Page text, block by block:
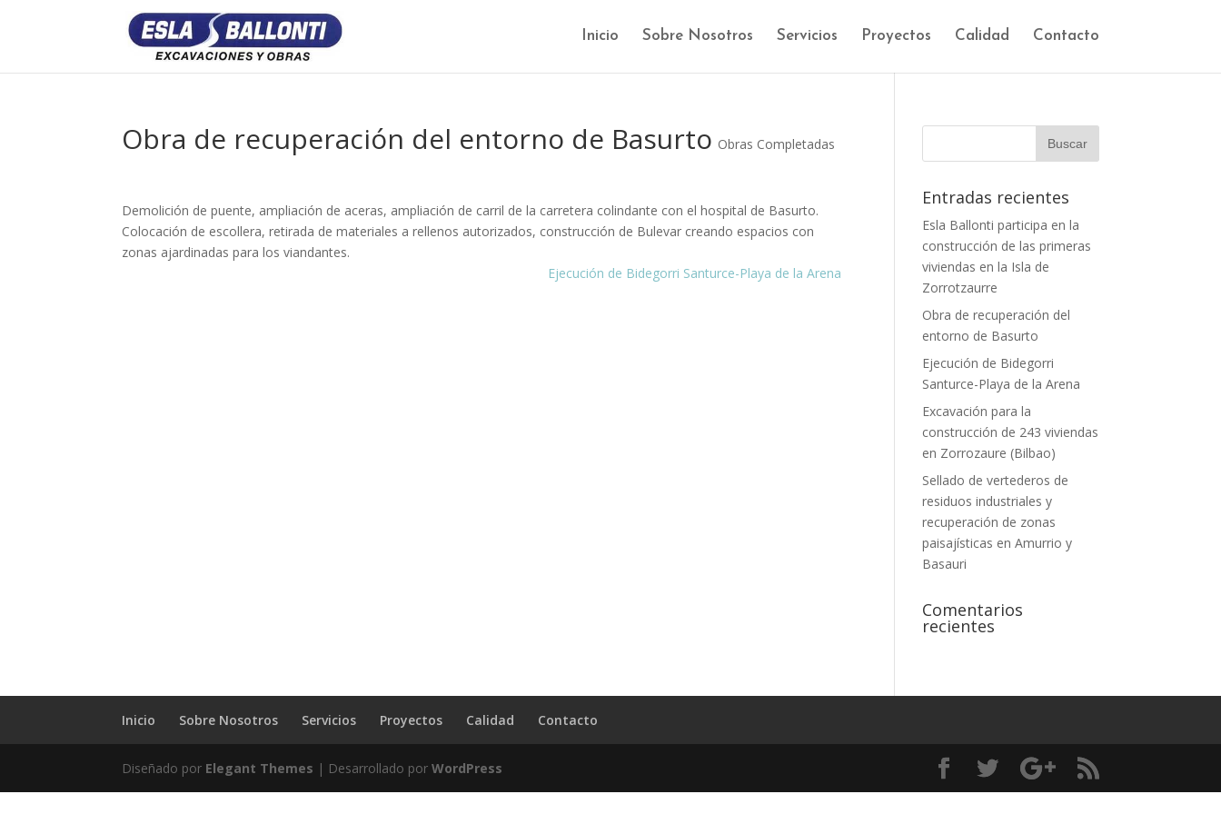
Inicio Sobre Nosotros Servicios Proyectos Calidad Contacto
Obra de recuperación del entorno de Basurto Obras Completadas
Demolición de puente, ampliación de aceras, ampliación de carril de la carretera colindante con el hospital de Basurto.
Colocación de escollera, retirada de materiales a rellenos autorizados, construcción de Bulevar creando espacios con
zonas ajardinadas para los viandantes.
Ejecución de Bidegorri Santurce-Playa de la Arena
Entradas recientes
Esla Ballonti participa en la
construcción de las primeras
viviendas en la Isla de
Zorrotzaurre
Obra de recuperación del
entorno de Basurto
Ejecución de Bidegorri
Santurce-Playa de la Arena
Excavación para la
construcción de 243 viviendas
en Zorrozaure (Bilbao)
Sellado de vertederos de
residuos industriales y
recuperación de zonas
paisajísticas en Amurrio y
Basauri
Comentarios
recientes
Inicio Sobre Nosotros Servicios Proyectos Calidad Contacto
Diseñado por Elegant Themes | Desarrollado porWordPress